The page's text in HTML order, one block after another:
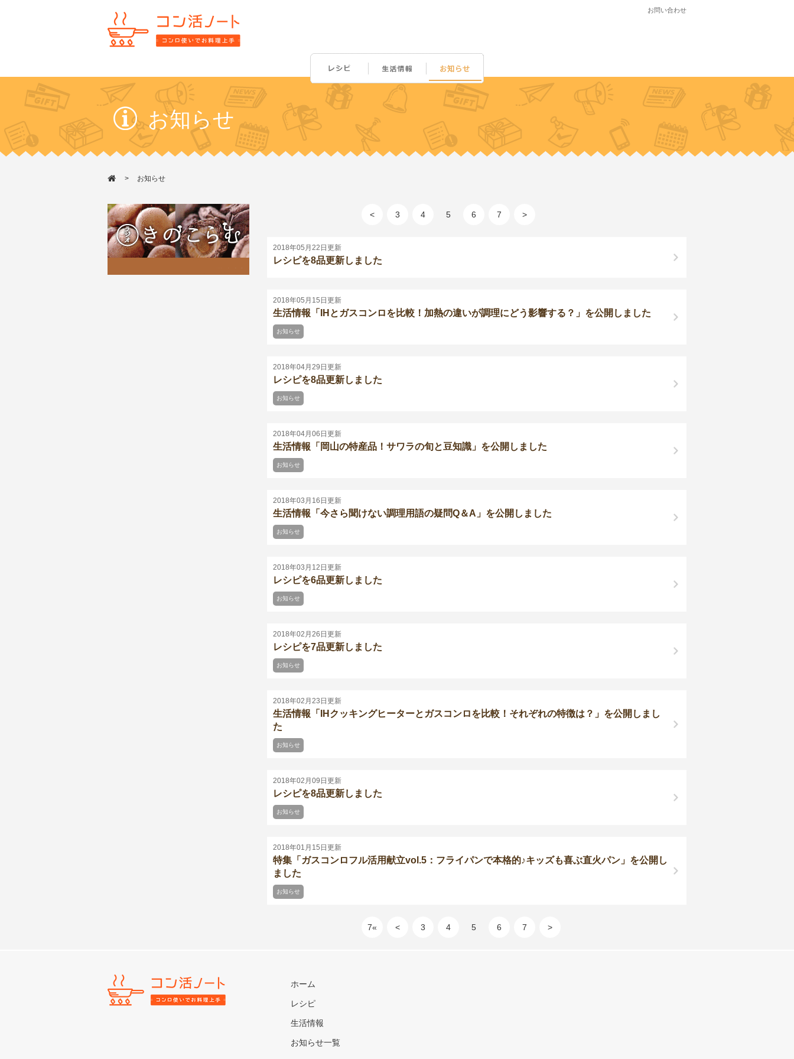
お問い合わせ
お知らせ
お知らせ
< 3 4 5 6 7 >
2018年05月22日更新
レシピを8品更新しました
2018年05月15日更新
生活情報「IHとガスコンロを比較！加熱の違いが調理にどう影響する？」を公開しました
お知らせ
2018年04月29日更新
レシピを8品更新しました
お知らせ
2018年04月06日更新
生活情報「岡山の特産品！サワラの旬と豆知識」を公開しました
お知らせ
2018年03月16日更新
生活情報「今さら聞けない調理用語の疑問Q＆A」を公開しました
お知らせ
2018年03月12日更新
レシピを6品更新しました
お知らせ
2018年02月26日更新
レシピを7品更新しました
お知らせ
2018年02月23日更新
生活情報「IHクッキングヒーターとガスコンロを比較！それぞれの特徴は？」を公開しまし
た
お知らせ
2018年02月09日更新
レシピを8品更新しました
お知らせ
2018年01月15日更新
特集「ガスコンロフル活用献立vol.5：フライパンで本格的♪キッズも喜ぶ直火パン」を公開し
ました
お知らせ
7« < 3 4 5 6 7 >
ホーム
レシピ
生活情報
お知らせ一覧